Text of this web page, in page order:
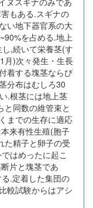
もある.スギナの
い地下器官系の大
を占める.地上
,続いて栄養茎(す
月)次々発生・生長
着する塊茎ならび
分布はむしろ30
.根茎には地上茎
と同数の維管束と
までの生存に適応
来有性生殖(胞子
た精子と卵子の受
はめったに起こ
片と塊茎であ
.定着した集団の
較試験からはアシ